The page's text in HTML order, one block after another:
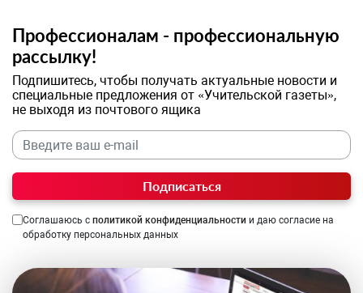
Профессионалам - профессиональную
рассылку!
Подпишитесь, чтобы получать актуальные новости и
специальные предложения от «Учительской газеты»,
не выходя из почтового ящика
Подписаться
Соглашаюсь с политикой конфиденциальности и даю согласие на
обработку персональных данных